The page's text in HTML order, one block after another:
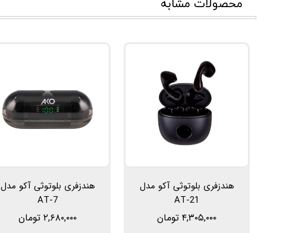
محصولات مشابه
هندزفری بلوتوثی آکو مدل
AT-21
۴,۳۰۵,۰۰۰ تومان
هندزفری بلوتوثی آکو مدل
AT-7
۲,۶۸۰,۰۰۰ تومان